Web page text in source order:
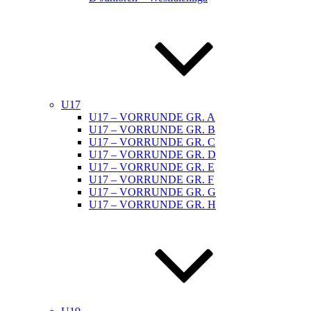
U17
U17 – VORRUNDE GR. A
U17 – VORRUNDE GR. B
U17 – VORRUNDE GR. C
U17 – VORRUNDE GR. D
U17 – VORRUNDE GR. E
U17 – VORRUNDE GR. F
U17 – VORRUNDE GR. G
U17 – VORRUNDE GR. H